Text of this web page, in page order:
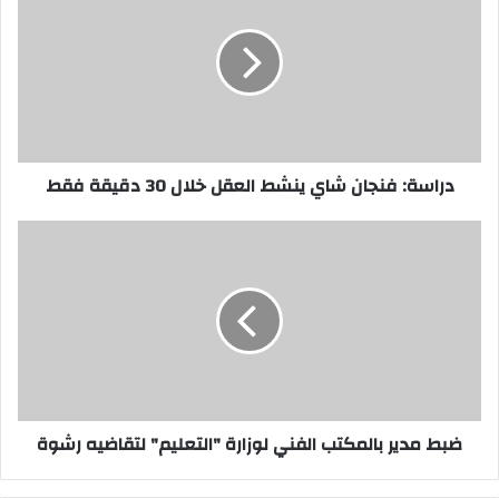
فقط
دراسة: فنجان شاي ينشط العقل خلال 30 دقيقة فقط
ضبط مدير بالمكتب الفني لوزارة "التعليم" لتقاضيه رشوة